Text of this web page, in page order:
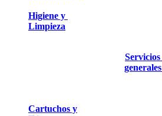
Higiene y
Limpieza
Servicios
generales
Cartuchos y